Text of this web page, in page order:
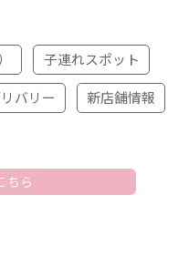
子連れスポット
バリー
新店舗情報
ちら